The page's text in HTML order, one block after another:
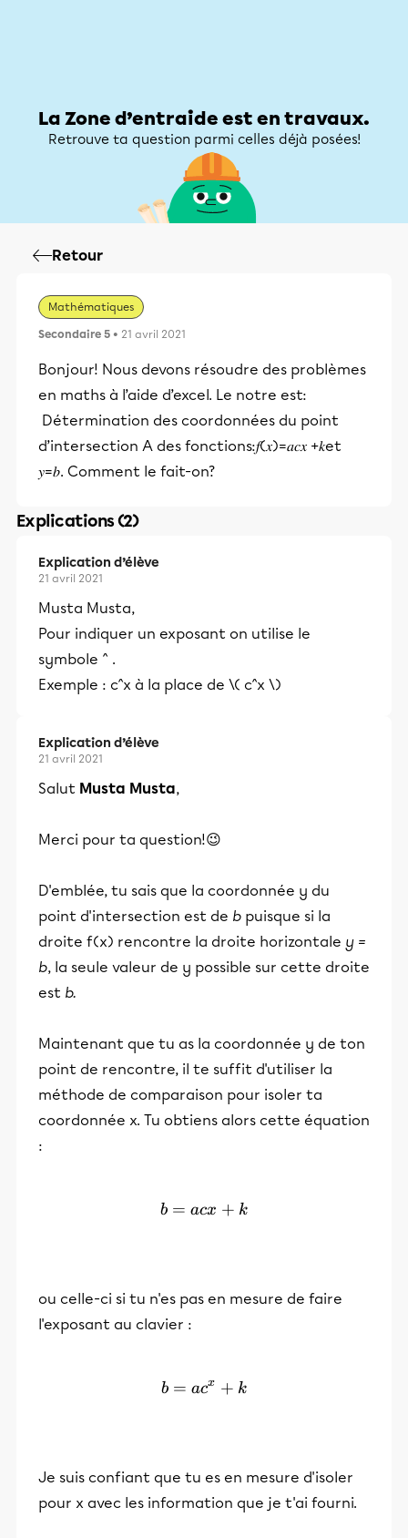
La Zone d’entraide est en travaux.
Retrouve ta question parmi celles déjà posées!
Retour
Mathématiques
Secondaire 5 • 21 avril 2021
Bonjour! Nous devons résoudre des problèmes
en maths à l’aide d’excel. Le notre est:
Détermination des coordonnées du point
d’intersection A des fonctions:𝑓(𝑥)=𝑎𝑐𝑥 +𝑘et
𝑦=𝑏. Comment le fait-on?
Explications (2)
Explication d’élève
21 avril 2021
Musta Musta,
Pour indiquer un exposant on utilise le
symbole ^ .
Exemple : c^x à la place de \( c^x \)
Explication d’élève
21 avril 2021
Salut Musta Musta,
Merci pour ta question!😉
D'emblée, tu sais que la coordonnée y du
point d'intersection est de b puisque si la
droite f(x) rencontre la droite horizontale y =
b, la seule valeur de y possible sur cette droite
est b.
Maintenant que tu as la coordonnée y de ton
point de rencontre, il te suffit d'utiliser la
méthode de comparaison pour isoler ta
coordonnée x. Tu obtiens alors cette équation
:
b = acx + k
b = acx + k
ou celle-ci si tu n'es pas en mesure de faire
l'exposant au clavier :
b = ac^{x}+ k
b = acx + k
Je suis confiant que tu es en mesure d'isoler
pour x avec les information que je t'ai fourni.